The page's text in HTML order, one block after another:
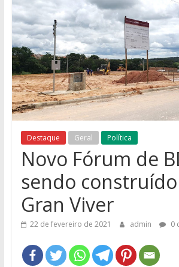
Região
Destaque Geral Política
Novo Fórum de
sendo
Gran Viver
22 de fevereiro de 2021 admin 0